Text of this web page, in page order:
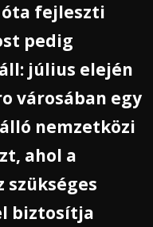
óta fejleszti
pedig
július elején
városában egy
nemzetközi
ahol a
szükséges
biztosítja